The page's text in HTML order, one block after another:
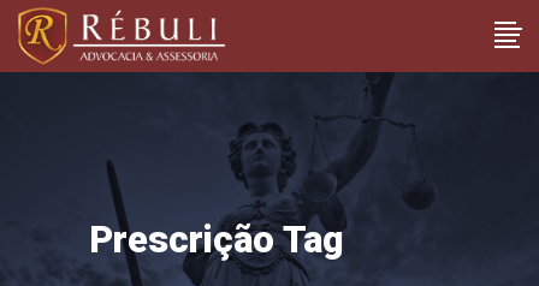
Prescrição Tag